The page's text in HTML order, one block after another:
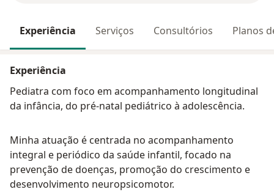
Experiência Serviços Consultórios Planos
Experiência
Pediatra com foco em acompanhamento longitudinal
da infância, do pré-natal pediátrico à adolescência.
Minha atuação é centrada no acompanhamento
integral e periódico da saúde infantil, focado na
prevenção de doenças, promoção do crescimento e
desenvolvimento neuropsicomotor.